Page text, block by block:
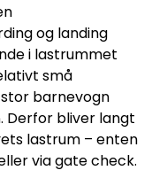
og landing
i lastrummet
små
barnevogn
Derfor bliver langt
lastrum – enten
via gate check.